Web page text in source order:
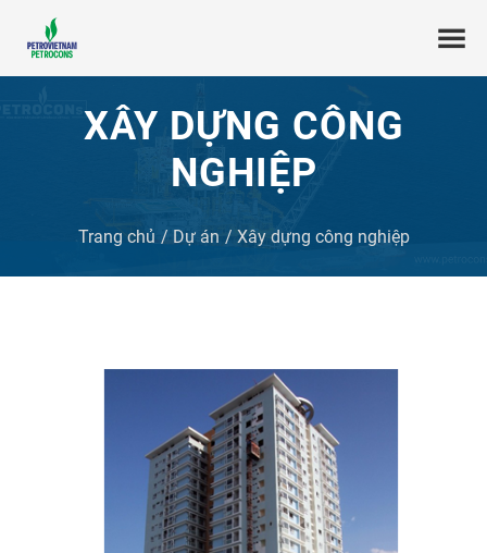
XÂY DỰNG CÔNG
NGHIỆP
Trang chủ Dự án Xây dựng công nghiệp